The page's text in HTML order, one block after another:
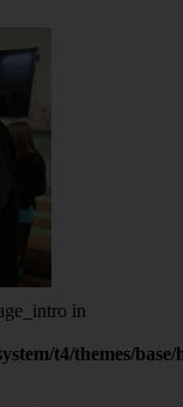
in
t4/themes/